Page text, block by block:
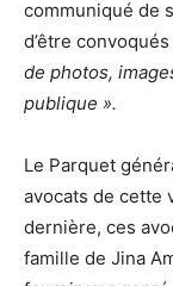
communiqué de
d’être
de photos,
publique ».
Le Parquet
avocats de cette
dernière, ces
famille de Jina